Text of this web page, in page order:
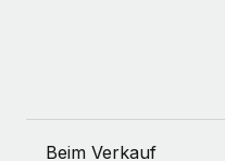
Beim Verkauf